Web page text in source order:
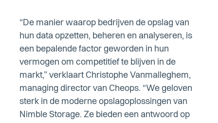
“De manier waarop bedrijven de opslag van
hun data opzetten, beheren en analyseren, is
een bepalende factor geworden in hun
vermogen om competitief te blijven in de
markt,” verklaart Christophe Vanmalleghem,
managing director van Cheops. “We geloven
sterk in de moderne opslagoplossingen van
Nimble Storage. Ze bieden een antwoord op